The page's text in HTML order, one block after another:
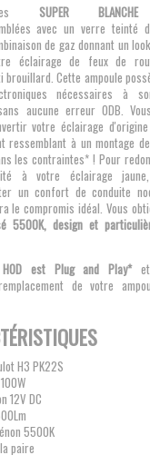
SUPER
avec un verre teinté
de gaz donnant un
éclairage de feux de
Cette ampoule
nécessaires à
aucune erreur ODB.
votre éclairage
ressemblant à un montage
les contraintes* ! Pour
à votre éclairage
un confort de conduite
le compromis idéal. Vous
5500K, design et
est Plug and Play*et
de votre
H3 PK22S
12V DC
5500K
paire